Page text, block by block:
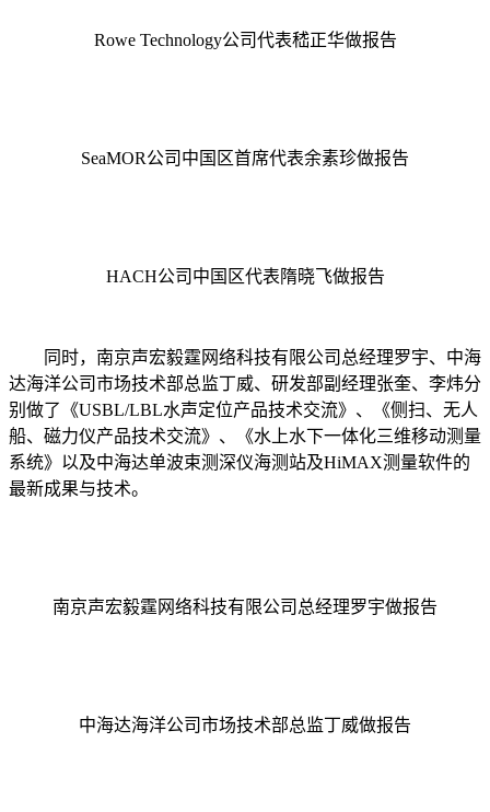
Rowe Technology公司代表嵇正华做报告
SeaMOR公司中国区首席代表余素珍做报告
HACH公司中国区代表隋晓飞做报告
同时，南京声宏毅霆网络科技有限公司总经理罗宇、中海
达海洋公司市场技术部总监丁威、研发部副经理张奎、李炜分
别做了《USBL/LBL水声定位产品技术交流》、《侧扫、无人
船、磁力仪产品技术交流》、《水上水下一体化三维移动测量
系统》以及中海达单波束测深仪海测站及HiMAX测量软件的
最新成果与技术。
南京声宏毅霆网络科技有限公司总经理罗宇做报告
中海达海洋公司市场技术部总监丁威做报告